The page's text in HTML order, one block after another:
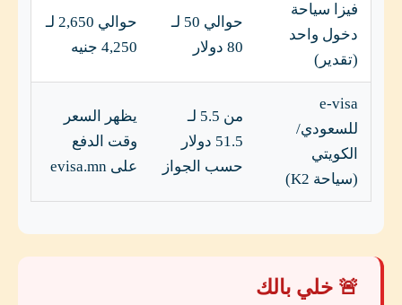
فيزا سياحة
دخول واحد
(تقدير)
حوالي 50 لـ
80 دولار
حوالي 2,650 لـ
4,250 جنيه
e-visa
للسعودي/
الكويتي
(سياحة K2)
من 5.5 لـ
51.5 دولار
حسب الجواز
يظهر السعر
وقت الدفع
على evisa.mn
🚨 خلي بالك